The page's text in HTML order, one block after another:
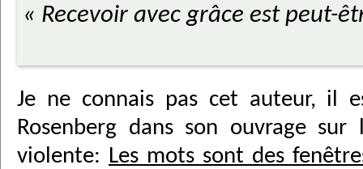
« Recevoir avec grâce est peut-
Je ne connais pas cet auteur, il
Rosenberg dans son ouvrage
violente: Les mots sont des